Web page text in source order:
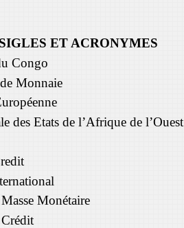
SIGLES ET ACRONYMES
Congo
Monnaie
des Etats de l’Afrique de l’Ouest
Monétaire